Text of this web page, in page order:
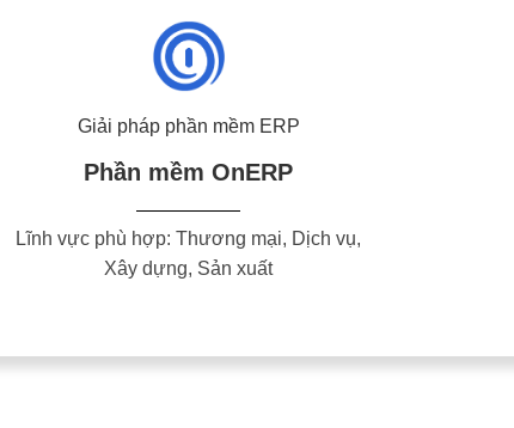
Giải pháp phần mềm ERP
Phần mềm OnERP
Lĩnh vực phù hợp: Thương mại, Dịch vụ,
Xây dựng, Sản xuất